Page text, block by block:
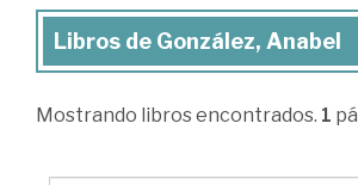
Libros
González,
Libros de González, Anabel
Mostrando libros encontrados. 1